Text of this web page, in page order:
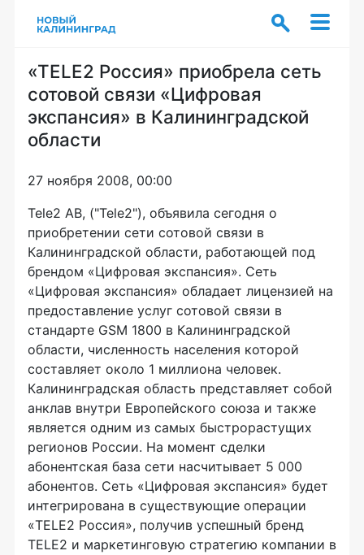
«TELE2 Россия» приобрела сеть
сотовой связи «Цифровая
экспансия» в Калининградской
области
27 ноября 2008, 00:00
Tele2 AB, ("Tele2"), объявила сегодня о
приобретении сети сотовой связи в
Калининградской области, работающей под
брендом «Цифровая экспансия». Сеть
«Цифровая экспансия» обладает лицензией на
предоставление услуг сотовой связи в
стандарте GSM 1800 в Калининградской
области, численность населения которой
составляет около 1 миллиона человек.
Калининградская область представляет собой
анклав внутри Европейского союза и также
является одним из самых быстрорастущих
регионов России. На момент сделки
абонентская база сети насчитывает 5 000
абонентов. Сеть «Цифровая экспансия» будет
интегрирована в существующие операции
«TELE2 Россия», получив успешный бренд
TELE2 и маркетинговую стратегию компании в